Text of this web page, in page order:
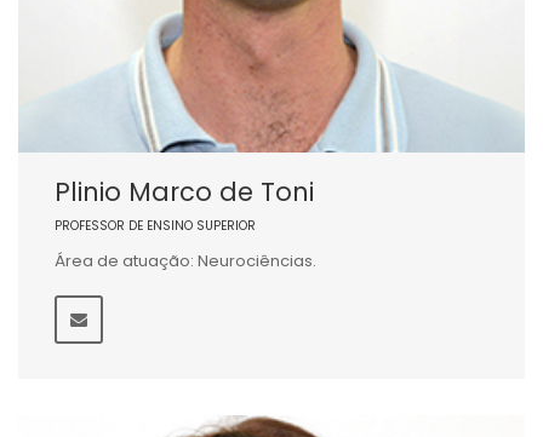
Plinio Marco de Toni
PROFESSOR DE ENSINO SUPERIOR
Área de atuação: Neurociências.